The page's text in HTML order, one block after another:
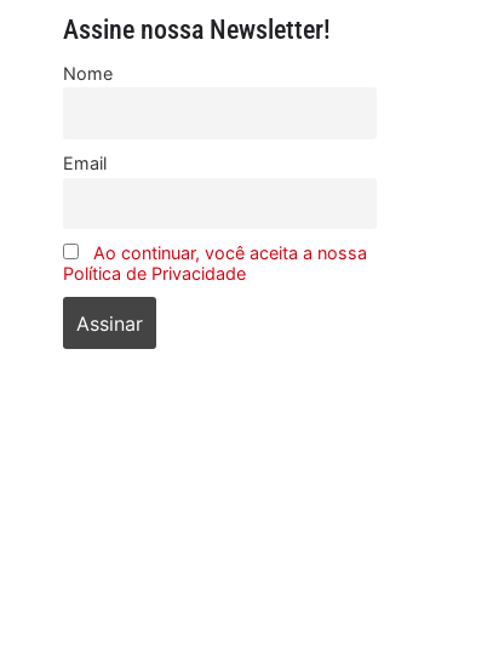
Assine nossa Newsletter!
Nome
Email
Ao continuar, você aceita a nossa
Política de Privacidade